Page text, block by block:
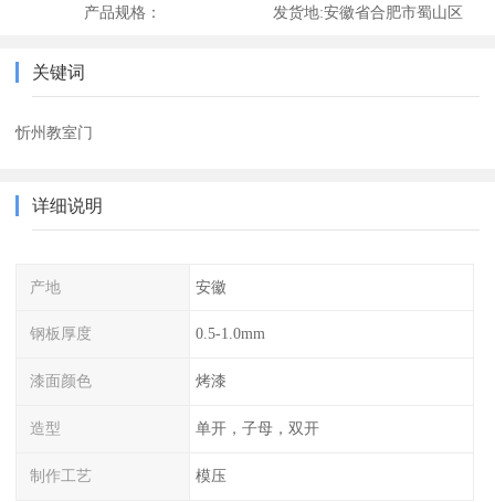
产品规格： 发货地:安徽省合肥市蜀山区
关键词
忻州教室门
详细说明
产地 安徽
钢板厚度 0.5-1.0mm
漆面颜色 烤漆
造型 单开，子母，双开
制作工艺 模压